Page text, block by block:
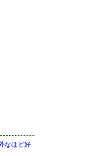
なほど好